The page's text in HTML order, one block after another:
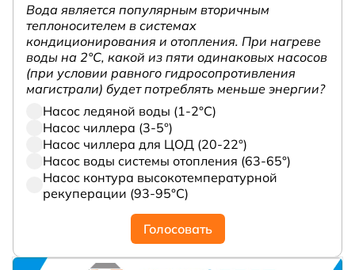
Вода является популярным вторичным
теплоносителем в системах
кондиционирования и отопления. При нагреве
воды на 2°С, какой из пяти одинаковых насосов
(при условии равного гидросопротивления
магистрали) будет потреблять меньше энергии?
Насос ледяной воды (1-2°С)
Насос чиллера (3-5°)
Насос чиллера для ЦОД (20-22°)
Насос воды системы отопления (63-65°)
Насос контура высокотемпературной
рекуперации (93-95°С)
Голосовать